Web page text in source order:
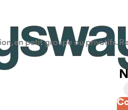
en petit groupe ou privatifs.